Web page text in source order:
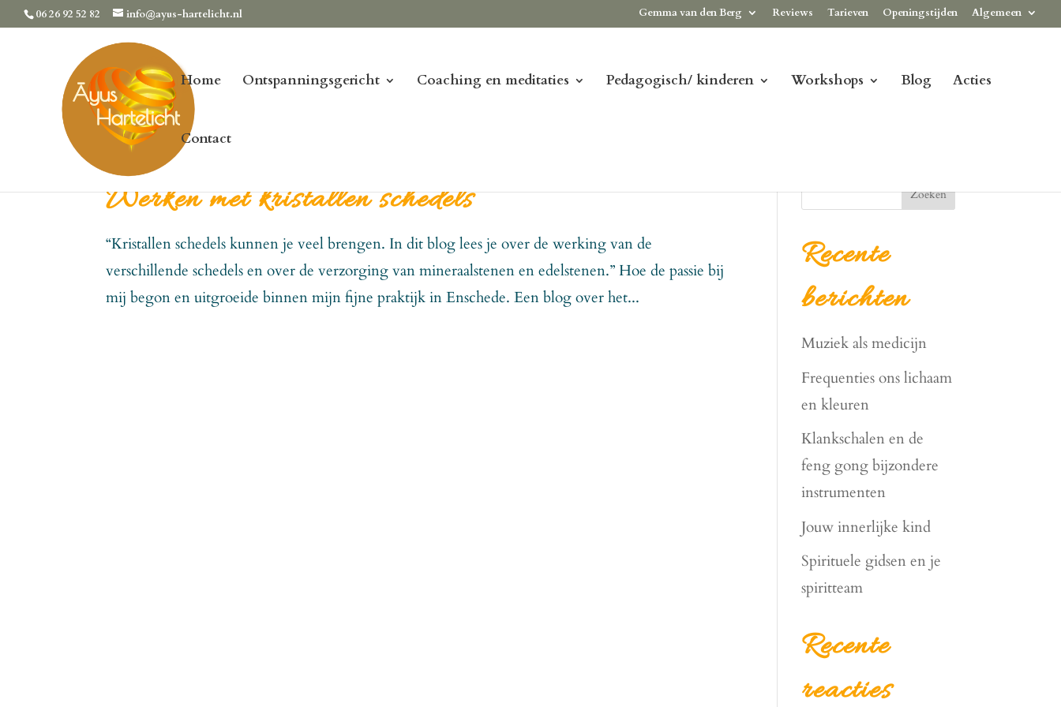
06 26 92 52 82 info@ayus-hartelicht.nl Gemma van den Berg Reviews Tarieven Openingstijden Algemeen
Home Ontspanningsgericht Coaching en meditaties Pedagogisch/ kinderen Workshops Blog Acties
Contact
Werken met kristallen schedels
“Kristallen schedels kunnen je veel brengen. In dit blog lees je over de werking van de
verschillende schedels en over de verzorging van mineraalstenen en edelstenen.” Hoe de passie bij
mij begon en uitgroeide binnen mijn fijne praktijk in Enschede. Een blog over het...
Zoeken
Recente
berichten
Muziek als medicijn
Frequenties ons lichaam
en kleuren
Klankschalen en de
feng gong bijzondere
instrumenten
Jouw innerlijke kind
Spirituele gidsen en je
spiritteam
Recente
reacties